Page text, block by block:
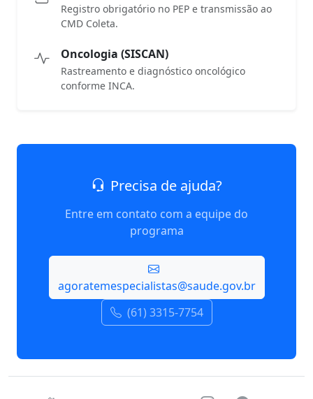
Registro obrigatório no PEP e transmissão ao
CMD Coleta.
Oncologia (SISCAN)
Rastreamento e diagnóstico oncológico
conforme INCA.
Precisa de ajuda?
Entre em contato com a equipe do
programa
agoratemespecialistas@saude.gov.br
(61) 3315-7754